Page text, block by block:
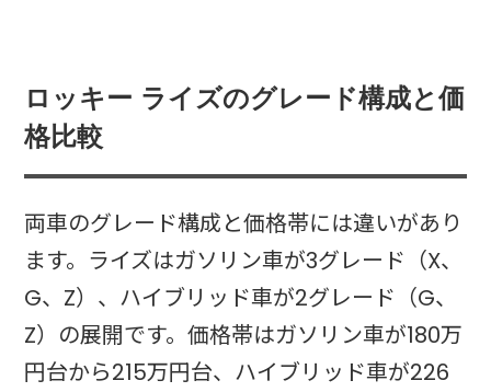
ロッキー ライズのグレード構成と価
格比較
両車のグレード構成と価格帯には違いがあり
ます。ライズはガソリン車が3グレード（X、
G、Z）、ハイブリッド車が2グレード（G、
Z）の展開です。価格帯はガソリン車が180万
円台から215万円台、ハイブリッド車が226